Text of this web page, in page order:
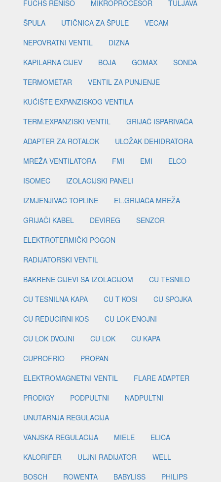
FUCHS RENISO
MIKROPROCESOR
TULJAVA
ŠPULA
UTIČNICA ZA ŠPULE
VECAM
NEPOVRATNI VENTIL
DIZNA
KAPILARNA CIJEV
BOJA GOMAX
SONDA
TERMOMETAR
VENTIL ZA PUNJENJE
KUĆIŠTE EXPANZISKOG VENTILA
TERM.EXPANZISKI VENTIL
GRIJAČ ISPARIVAČA
ADAPTER ZA ROTALOK
ULOŽAK DEHIDRATORA
MREŽA VENTILATORA
FMI EMI
ELCO
ISOMEC
IZOLACIJSKI PANELI
IZMJENJIVAČ TOPLINE
EL.GRIJAČA MREŽA
GRIJAČI KABEL
DEVIREG
SENZOR
ELEKTROTERMIČKI POGON
RADIJATORSKI VENTIL
BAKRENE CIJEVI SA IZOLACIJOM
CU TESNILO
CU TESNILNA KAPA
CU T KOSI
CU SPOJKA
CU REDUCIRNI KOS
CU LOK ENOJNI
CU LOK DVOJNI
CU LOK
CU KAPA
CUPROFRIO
PROPAN
ELEKTROMAGNETNI VENTIL
FLARE ADAPTER
PRODIGY
PODPULTNI
NADPULTNI
UNUTARNJA REGULACIJA
VANJSKA REGULACIJA
MIELE
ELICA
KALORIFER
ULJNI RADIJATOR
WELL
BOSCH
ROWENTA BABYLISS
PHILIPS